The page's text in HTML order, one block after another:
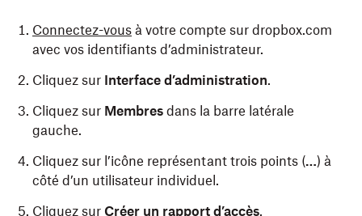
Connectez-vous à votre compte sur dropbox.com
avec vos identifiants d’administrateur.
Cliquez sur Interface d’administration.
Cliquez sur Membres dans la barre latérale
gauche.
Cliquez sur l’icône représentant trois points (…) à
côté d’un utilisateur individuel.
Cliquez sur Créer un rapport d’accès.